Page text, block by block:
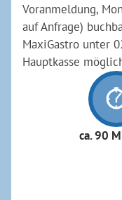
Voranmeldung,
auf Anfrage)
MaxiGastro unter
Hauptkasse
ca. 90